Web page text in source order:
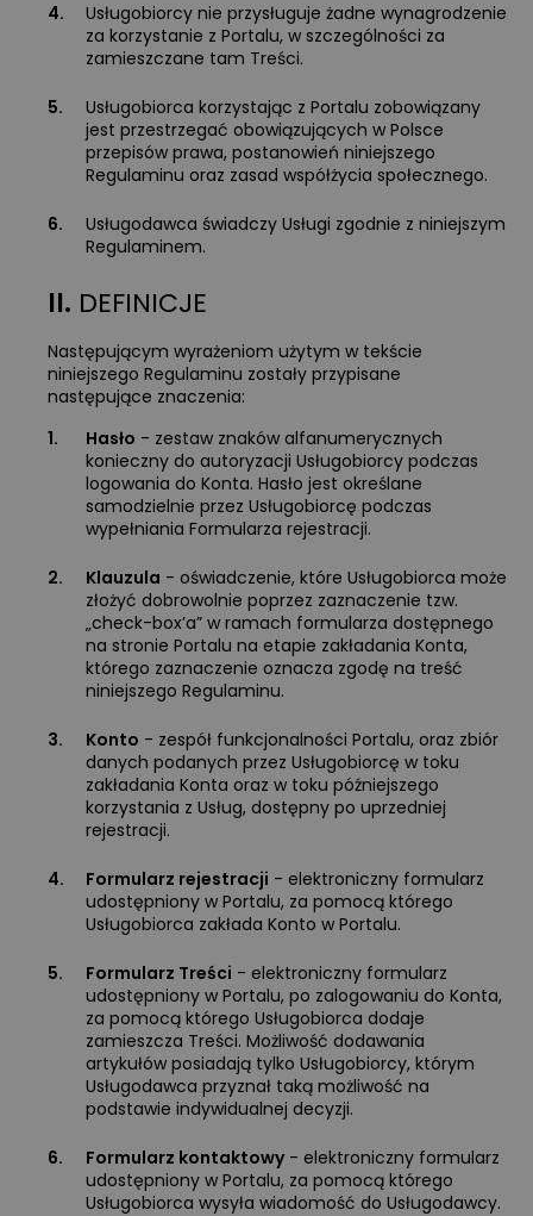
4.
Usługobiorcy nie przysługuje żadne wynagrodzenie
za korzystanie z Portalu, w szczególności za
zamieszczane tam Treści.
5.
Usługobiorca korzystając z Portalu zobowiązany
jest przestrzegać obowiązujących w Polsce
przepisów prawa, postanowień niniejszego
Regulaminu oraz zasad współżycia społecznego.
6.
Usługodawca świadczy Usługi zgodnie z niniejszym
Regulaminem.
II. DEFINICJE
Następującym wyrażeniom użytym w tekście
niniejszego Regulaminu zostały przypisane
następujące znaczenia:
1.
Hasło - zestaw znaków alfanumerycznych
konieczny do autoryzacji Usługobiorcy podczas
logowania do Konta. Hasło jest określane
samodzielnie przez Usługobiorcę podczas
wypełniania Formularza rejestracji.
2. Klauzula - oświadczenie, które Usługobiorca może
złożyć dobrowolnie poprzez zaznaczenie tzw.
„check-box’a” w ramach formularza dostępnego
na stronie Portalu na etapie zakładania Konta,
którego zaznaczenie oznacza zgodę na treść
niniejszego Regulaminu.
3. Konto - zespół funkcjonalności Portalu, oraz zbiór
danych podanych przez Usługobiorcę w toku
zakładania Konta oraz w toku późniejszego
korzystania z Usług, dostępny po uprzedniej
rejestracji.
4. Formularz rejestracji - elektroniczny formularz
udostępniony w Portalu, za pomocą którego
Usługobiorca zakłada Konto w Portalu.
5. Formularz Treści - elektroniczny formularz
udostępniony w Portalu, po zalogowaniu do Konta,
za pomocą którego Usługobiorca dodaje
zamieszcza Treści. Możliwość dodawania
artykułów posiadają tylko Usługobiorcy, którym
Usługodawca przyznał taką możliwość na
podstawie indywidualnej decyzji.
6. Formularz kontaktowy- elektroniczny formularz
udostępniony w Portalu, za pomocą którego
Usługobiorca wysyła wiadomość do Usługodawcy.